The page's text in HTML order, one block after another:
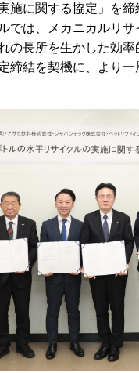
施に関する協定」を締
は、メカニカルリ
の長所を生かした効率
結を契機に、より